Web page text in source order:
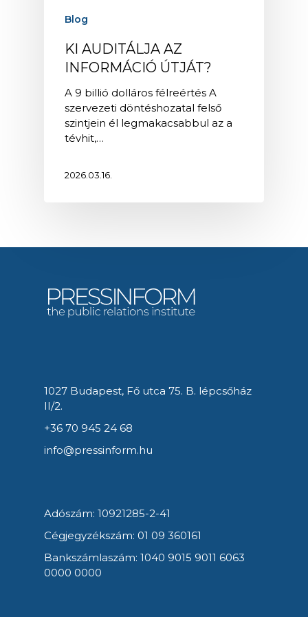
Blog
KI AUDITÁLJA AZ
INFORMÁCIÓ ÚTJÁT?
A 9 billió dolláros félreértés A
szervezeti döntéshozatal felső
szintjein él legmakacsabbul az a
tévhit,…
2026.03.16.
1027 Budapest, Fő utca 75. B. lépcsőház
II/2.
+36 70 945 24 68
info@pressinform.hu
Adószám: 10921285-2-41
Cégjegyzékszám: 01 09 360161
Bankszámlaszám: 1040 9015 9011 6063
0000 0000